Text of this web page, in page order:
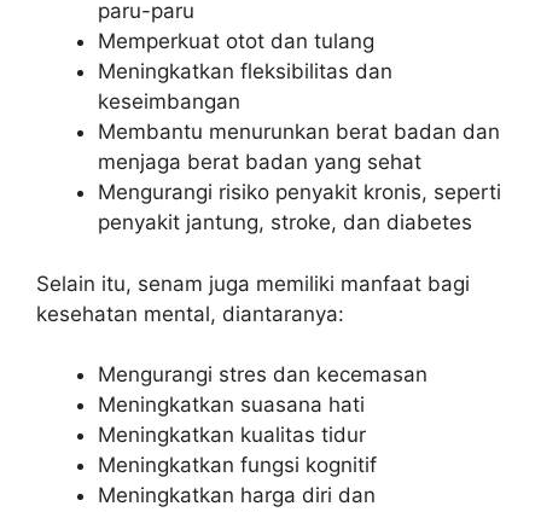
paru-paru
Memperkuat otot dan tulang
Meningkatkan fleksibilitas dan
keseimbangan
Membantu menurunkan berat badan dan
menjaga berat badan yang sehat
Mengurangi risiko penyakit kronis, seperti
penyakit jantung, stroke, dan diabetes
Selain itu, senam juga memiliki manfaat bagi
kesehatan mental, diantaranya:
Mengurangi stres dan kecemasan
Meningkatkan suasana hati
Meningkatkan kualitas tidur
Meningkatkan fungsi kognitif
Meningkatkan harga diri dan